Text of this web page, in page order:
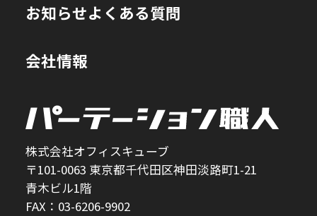
お知らせ
会社情報
よくある質問
株式会社オフィスキューブ
〒101-0063 東京都千代田区神田淡路町1-21
青木ビル1階
FAX：03-6206-9902